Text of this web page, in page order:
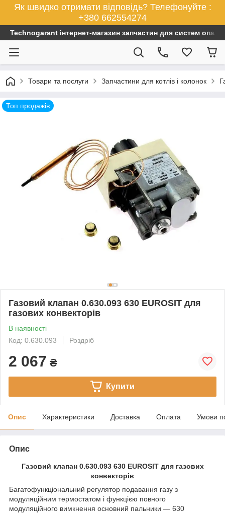
Як швидко отримати відповідь? Телефонуйте :
+380 662554274
Technogarant інтернет-магазин запчастин для систем
Товари та послуги Запчастини для котлів і колонок
Топ продажів
Газовий клапан 0.630.093 630 EUROSIT для
газових конвекторів
В наявності
Код: 0.630.093
Роздріб
2 067 ₴
Купити
Опис Характеристики Доставка Оплата Умови
Опис
Газовий клапан 0.630.093 630 EUROSIT для газових
конвекторів
Багатофункціональний регулятор подавання газу з
модуляційним термостатом і функцією повного
модуляційного вимкнення основний пальники — 630